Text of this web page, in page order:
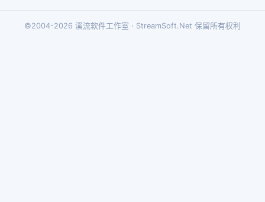
©2004-2026 溪流软件工作室 · StreamSoft.Net 保留所有权利